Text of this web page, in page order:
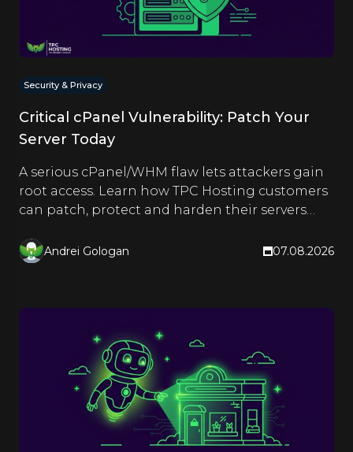
Security & Privacy
Critical cPanel Vulnerability: Patch Your
Server Today
A serious cPanel/WHM flaw lets attackers gain
root access. Learn how TPC Hosting customers
can patch, protect and harden their servers
Andrei Gologan 07.08.2026